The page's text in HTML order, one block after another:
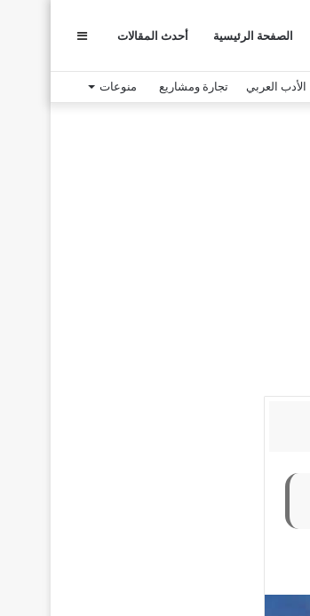
الصفحة الرئيسية أحدث المقالات عمود
جانبي
الأدب العربي تجارة ومشاريع منوعات